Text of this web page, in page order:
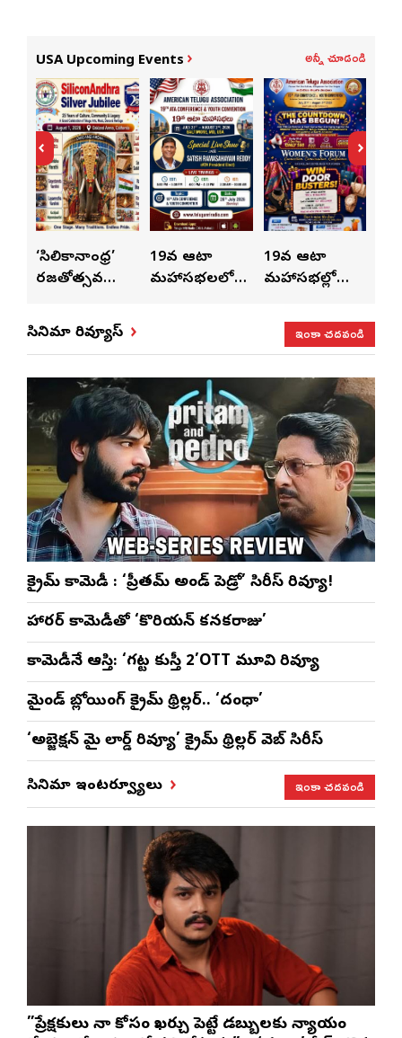
USA Upcoming Events అన్నీ చూడండి
‘సిలికానాంధ్ర’
రజతోత్సవ
కుంభ హారతి
ప్రత్యేకం
19వ ఆటా
మహాసభలలో
19వ ఆటా
మహాసభల్లో
ప్రత్యేకంగా
‘ఉమెన్స్ ఫోరమ్’
సినిమా రివ్యూస్ ఇంకా చదవండి
క్రైమ్ కామెడీ : ‘ప్రీతమ్ అండ్ పెడ్రో’ సిరీస్ రివ్యూ!
హారర్ కామెడీతో ‘కొరియన్ కనకరాజు’
కామెడీనే ఆస్తి: ‘గట్ట కుస్తీ 2’OTT మూవి రివ్యూ
మైండ్ బ్లోయింగ్ క్రైమ్ థ్రిల్లర్.. ‘దంధా’
‘అబ్జెక్ష‌న్ మై లార్డ్ రివ్యూ’ క్రైమ్ థ్రిల్ల‌ర్ వెబ్ సిరీస్
సినిమా ఇంటర్వ్యూలు ఇంకా చదవండి
”ప్రేక్షకులు నా కోసం ఖర్చు పెట్టే డబ్బులకు న్యాయం